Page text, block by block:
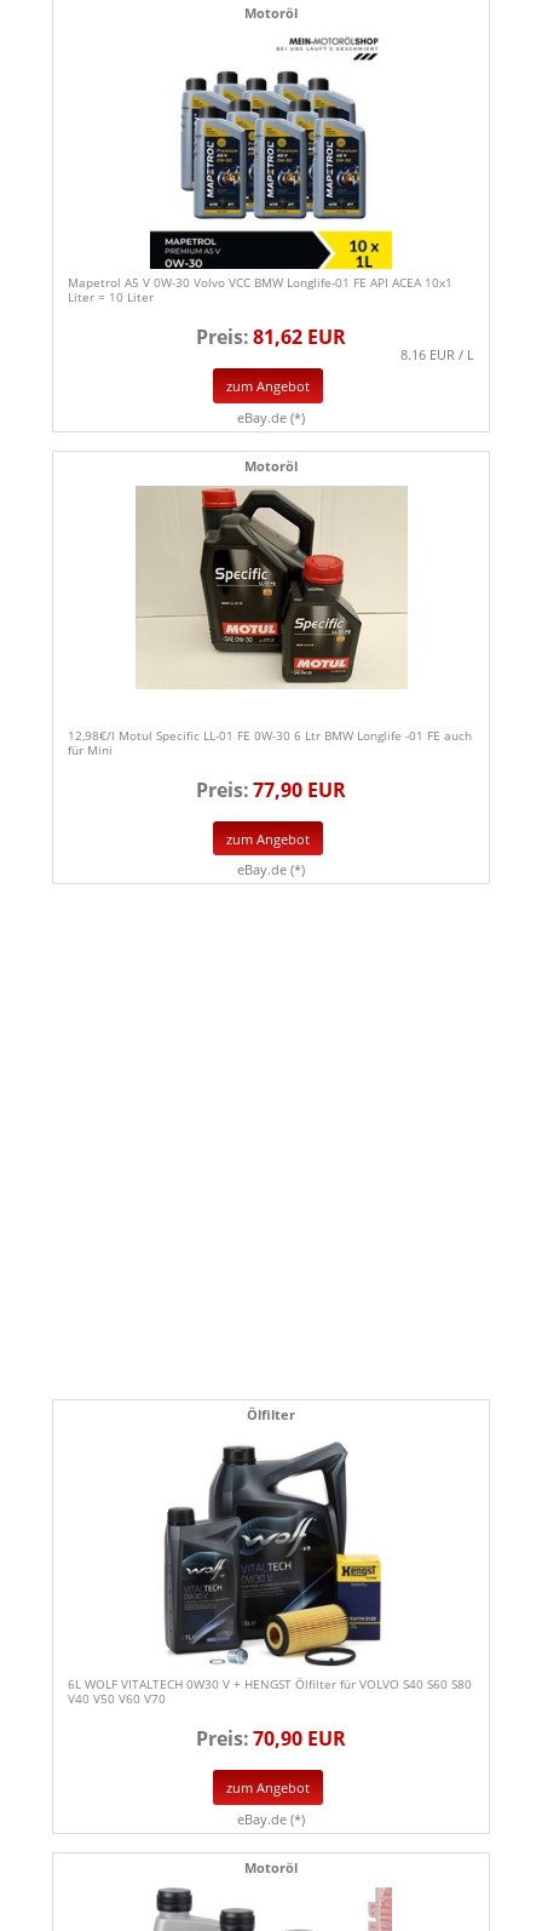
Motoröl
Mapetrol A5 V 0W-30 Volvo VCC BMW Longlife-01 FE API ACEA 10x1
Liter = 10 Liter
Preis:81,62 EUR
8.16 EUR / L
zum Angebot
eBay.de (*)
Motoröl
12,98€/l Motul Specific LL-01 FE 0W-30 6 Ltr BMW Longlife -01 FE auch
für Mini
Preis:77,90 EUR
zum Angebot
eBay.de (*)
Ölfilter
6L WOLF VITALTECH 0W30 V + HENGST Ölfilter für VOLVO S40 S60 S80
V40 V50 V60 V70
Preis:70,90 EUR
zum Angebot
eBay.de (*)
Motoröl